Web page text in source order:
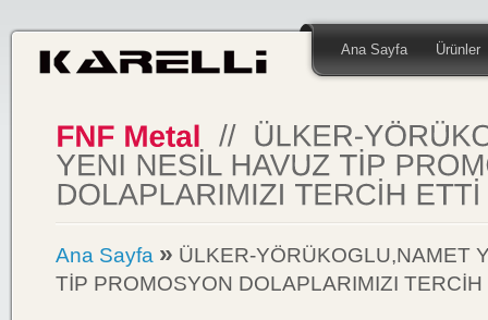
Ana Sayfa Ürünler
Ana Sayfa » ÜLKER-YÖRÜKOGLU,NAMET
TİP PROMOSYON DOLAPLARIMIZI TERCİH